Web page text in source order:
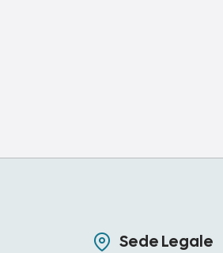
Sede Legale